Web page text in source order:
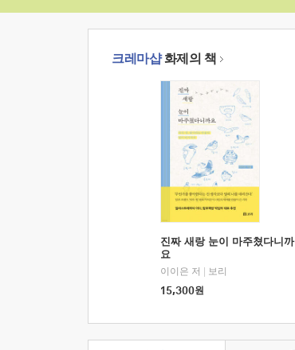
크레마샵화제의 책
진짜 새랑 눈이 마주쳤다니까
요
이이은 저
보리
15,300원